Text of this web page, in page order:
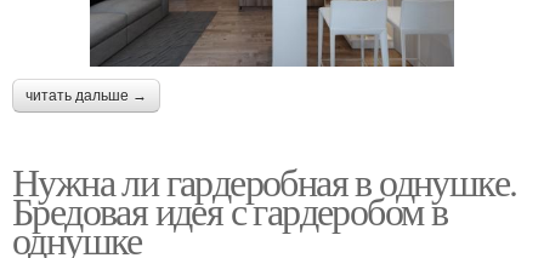
читать дальше →
Нужна ли гардеробная в однушке.
Бредовая идея с гардеробом в
однушке